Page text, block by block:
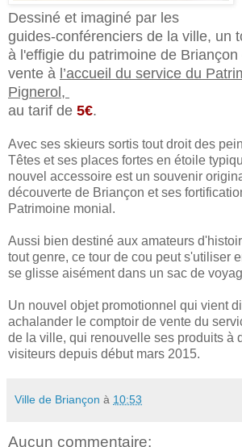
Dessiné et imaginé par les
guides-conférenciers de la ville, un
à l'effigie du patrimoine de
vente à l’accueil du service du
Pignerol,
au tarif de 5€.
Avec ses skieurs sortis tout droit des
Têtes et ses places fortes en étoile
nouvel accessoire est un souvenir
découverte de Briançon et ses
Patrimoine monial.
Aussi bien destiné aux amateurs
tout genre, ce tour de cou peut s'utiliser
se glisse aisément dans un sac de
Un nouvel objet promotionnel qui vient
achalander le comptoir de vente du
de la ville, qui renouvelle ses produits à
visiteurs depuis début mars 2015.
Ville de Briançon à 10:53
Aucun commentaire: